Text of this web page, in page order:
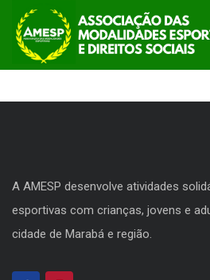
A AMESP desenvolve atividades
esportivas com crianças, jovens e
cidade de Marabá e região.